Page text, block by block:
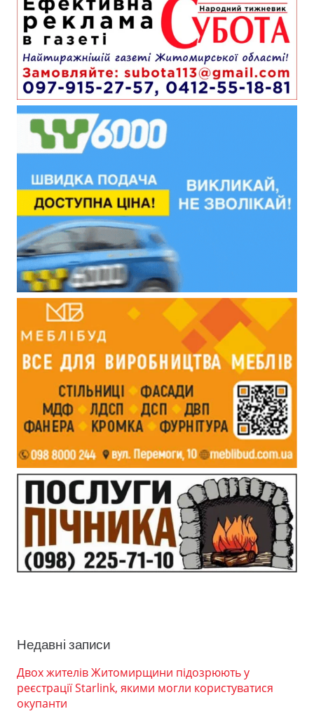
Недавні записи
Двох жителів Житомирщини підозрюють у
реєстрації Starlink, якими могли користуватися
окупанти